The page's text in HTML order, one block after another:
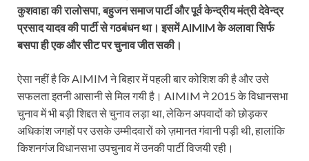
कुशवाहा की रालोसपा, बहुजन समाज पार्टी और पूर्व केन्द्रीय मंत्री देवेन्द्र
प्रसाद यादव की पार्टी से गठबंधन था। इसमें AIMIM के अलावा सिर्फ
बसपा ही एक और सीट पर चुनाव जीत सकी।
ऐसा नहीं है कि AIMIM ने बिहार में पहली बार कोशिश की है और उसे
सफलता इतनी आसानी से मिल गयी है। AIMIM ने 2015 के विधानसभा
चुनाव में भी बड़ी शिद्दत से चुनाव लड़ा था, लेकिन अपवादों को छोड़कर
अधिकांश जगहों पर उसके उम्मीदवारों को ज़मानत गंवानी पड़ी थी, हालांकि
किशनगंज विधानसभा उपचुनाव में उनकी पार्टी विजयी रही।